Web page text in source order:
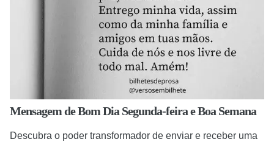
Mensagem de Bom Dia Segunda-feira e Boa Semana
Descubra o poder transformador de enviar e receber uma